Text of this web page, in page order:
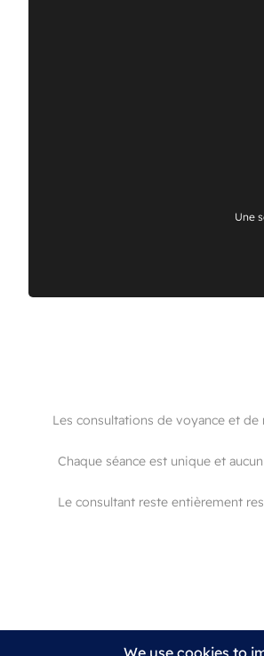
Une
Les consultations de voyance et
Chaque séance est unique et
Le consultant reste entièrement